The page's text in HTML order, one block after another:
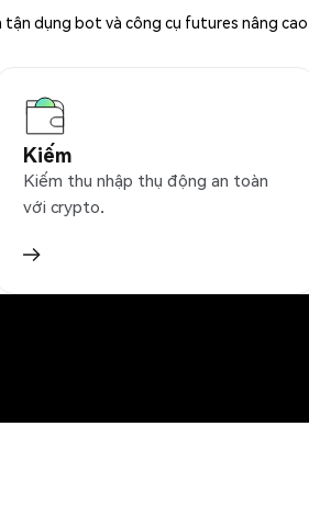
dụng bot và công cụ futures nâng
Kiếm
Kiếm thu nhập thụ động an toàn
với crypto.